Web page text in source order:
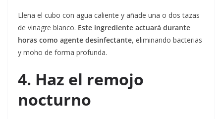
Llena el cubo con agua caliente y añade una o dos tazas
de vinagre blanco. Este ingrediente actuará durante
horas como agente desinfectante, eliminando bacterias
y moho de forma profunda.
4. Haz el remojo
nocturno